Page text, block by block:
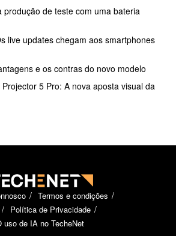
produção de teste com uma bateria
live updates chegam aos smartphones
e os contras do novo modelo
5 Pro: A nova aposta visual da
Termos e condições
Política de Privacidade
uso de IA no TecheNet